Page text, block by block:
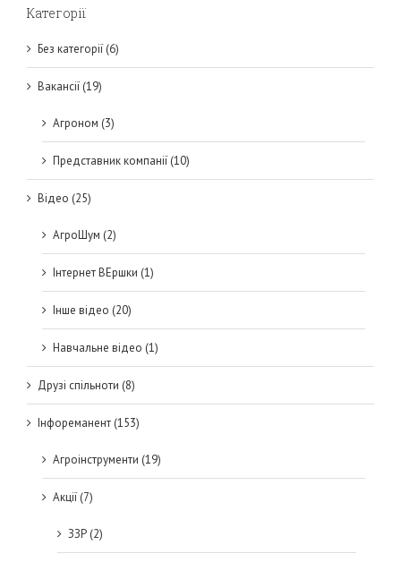
Категорії
Без категорії (6)
Вакансії (19)
Агроном (3)
Представник компанії (10)
Відео (25)
АгроШум (2)
Інтернет ВЕршки (1)
Інше відео (20)
Навчальне відео (1)
Друзі спільноти (8)
Інфореманент (153)
Агроінструменти (19)
Акції (7)
ЗЗР (2)